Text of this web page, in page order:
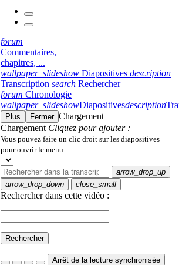
forum
Commentaires,
chapitres, ...
wallpaper_slideshow Diapositives description
Transcription search Rechercher
forum Chronologie
wallpaper_slideshowDiapositivesdescription
Plus Fermer Chargement
Chargement Cliquez pour ajouter :
Vous pouvez faire un clic droit sur les diapositives
pour ouvrir le menu
arrow_drop_up
arrow_drop_down
close_small
Rechercher dans cette vidéo :
Rechercher
Arrêt de la lecture synchronisée